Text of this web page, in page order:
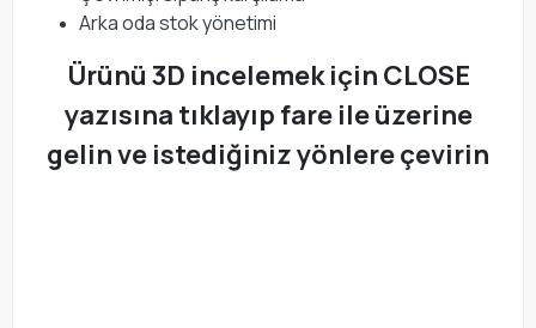
Arka oda stok yönetimi
Ürünü 3D incelemek için CLOSE
yazısına tıklayıp fare ile üzerine
gelin ve istediğiniz yönlere çevirin